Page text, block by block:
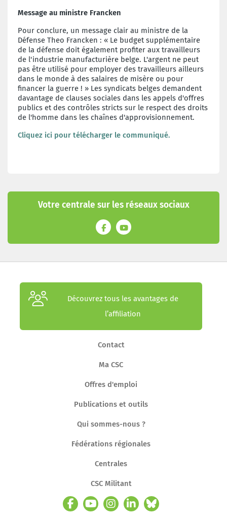
Message au ministre Francken
Pour conclure, un message clair au ministre de la
Défense Theo Francken : « Le budget supplémentaire
de la défense doit également profiter aux travailleurs
de l'industrie manufacturière belge. L'argent ne peut
pas être utilisé pour employer des travailleurs ailleurs
dans le monde à des salaires de misère ou pour
financer la guerre ! » Les syndicats belges demandent
davantage de clauses sociales dans les appels d'offres
publics et des contrôles stricts sur le respect des droits
de l'homme dans les chaînes d'approvisionnement.
Cliquez ici pour télécharger le communiqué.
Votre centrale sur les réseaux sociaux
Découvrez tous les avantages de
l’affiliation
Contact
Ma CSC
Offres d'emploi
Publications et outils
Qui sommes-nous ?
Fédérations régionales
Centrales
CSC Militant